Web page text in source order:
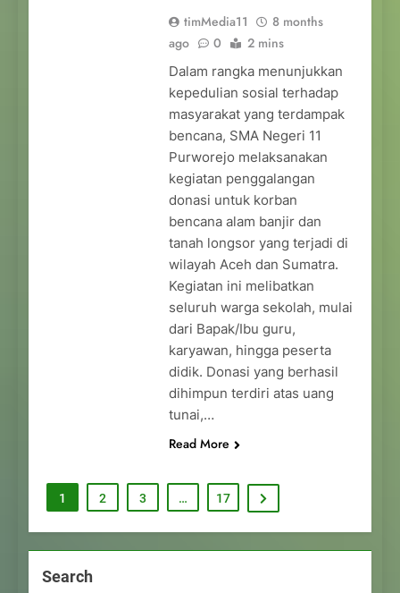
timMedia11
8 months
ago
0 2 mins
Dalam rangka menunjukkan
kepedulian sosial terhadap
masyarakat yang terdampak
bencana, SMA Negeri 11
Purworejo melaksanakan
kegiatan penggalangan
donasi untuk korban
bencana alam banjir dan
tanah longsor yang terjadi di
wilayah Aceh dan Sumatra.
Kegiatan ini melibatkan
seluruh warga sekolah, mulai
dari Bapak/Ibu guru,
karyawan, hingga peserta
didik. Donasi yang berhasil
dihimpun terdiri atas uang
tunai,…
Read More
1 2 3 … 17
Search